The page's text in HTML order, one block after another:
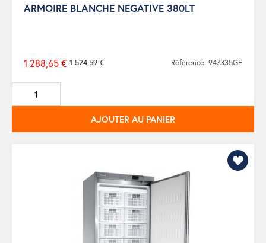
ARMOIRE BLANCHE NEGATIVE 380LT
Prix
de
base
1 524,59 €
1 288,65 € Référence: 947335GF
AJOUTER AU PANIER